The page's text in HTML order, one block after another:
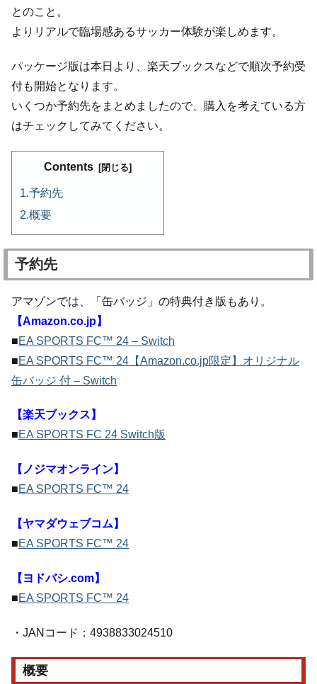
とのこと。
よりリアルで臨場感あるサッカー体験が楽しめます。
パッケージ版は本日より、楽天ブックスなどで順次予約受
付も開始となります。
いくつか予約先をまとめましたので、購入を考えている方
はチェックしてみてください。
Contents
予約先
概要
予約先
アマゾンでは、「缶バッジ」の特典付き版もあり。
【Amazon.co.jp】
■EA SPORTS FC™ 24 – Switch
■EA SPORTS FC™ 24【Amazon.co.jp限定】オリジナル
缶バッジ 付 – Switch
【楽天ブックス】
■EA SPORTS FC 24 Switch版
【ノジマオンライン】
■EA SPORTS FC™ 24
【ヤマダウェブコム】
■EA SPORTS FC™ 24
【ヨドバシ.com】
■EA SPORTS FC™ 24
・JANコード：4938833024510
概要